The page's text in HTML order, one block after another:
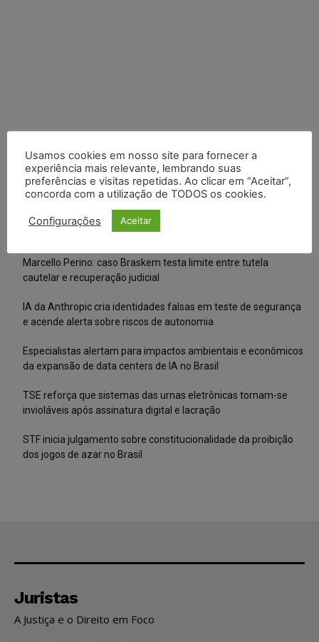
Marcello Perino: caso Braskem testa limite entre tutela
cautelar e recuperação judicial
IA da Anthropic cria identidades falsas em teste de segurança
e acende alerta sobre riscos de autonomia
Especialistas alertam para impactos ambientais e econômicos
da expansão de data centers de IA no Brasil
TSE reforça que sistemas das urnas eletrônicas tornam-se
invioláveis após assinatura digital e lacração
STF inicia julgamento sobre constitucionalidade da proibição
dos jogos de azar no Brasil
Juristas
A Justiça e o Direito em Foco
Usamos cookies em nosso site para fornecer a
experiência mais relevante, lembrando suas
preferências e visitas repetidas. Ao clicar em “Aceitar”,
concorda com a utilização de TODOS os cookies.
Configurações Aceitar